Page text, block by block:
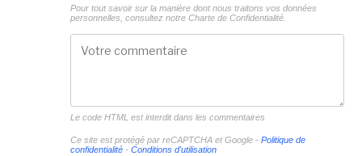
Pour tout savoir sur la manière dont nous traitons vos données
personnelles, consultez notre Charte de Confidentialité.
Le code HTML est interdit dans les commentaires
Ce site est protégé par reCAPTCHA et Google - Politique de
confidentialité- Conditions d'utilisation